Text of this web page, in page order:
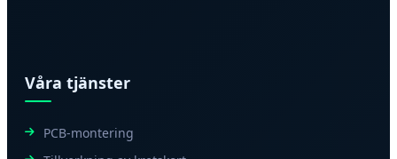
Våra tjänster
PCB-montering